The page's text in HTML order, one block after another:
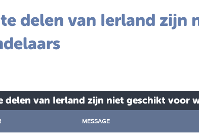
delen van Ierland zijn
delen van Ierland zijn niet geschikt voor
MESSAGE